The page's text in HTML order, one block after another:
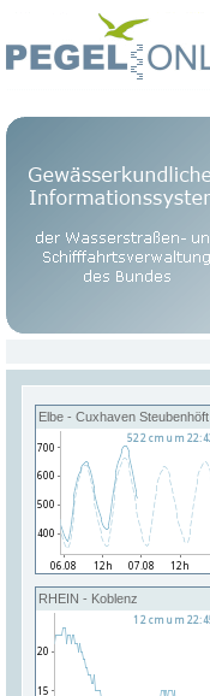
Elbe - Cuxhaven Steubenhöft
RHEIN - Koblenz